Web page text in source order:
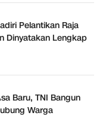
Pelantikan Raja
Dinyatakan Lengkap
Baru, TNI Bangun
Warga